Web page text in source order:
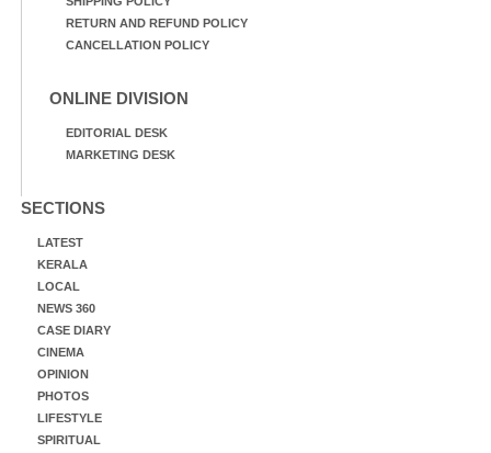
RETURN AND REFUND POLICY
CANCELLATION POLICY
ONLINE DIVISION
EDITORIAL DESK
MARKETING DESK
SECTIONS
LATEST
KERALA
LOCAL
NEWS 360
CASE DIARY
CINEMA
OPINION
PHOTOS
LIFESTYLE
SPIRITUAL